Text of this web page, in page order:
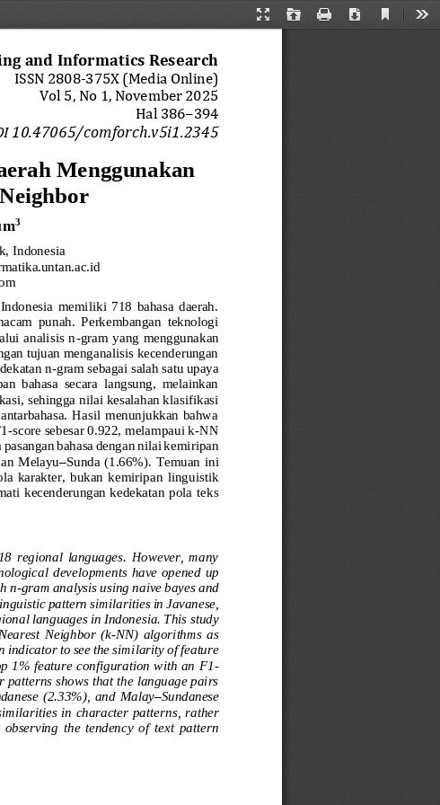
Presentation
Open Print Download
Current
and Informatics Research
ISSN 2808-375X (Media Online)
Vol 5 , No 1 November 2025
Hal 386−394
10.47065/comforch.v5i1.2345
Menggunakan
3
Indonesia
memiliki  718  bahasa  daerah.
punah.  Perkembangan  teknologi
analisis  n-gram  yang  menggunakan
tujuan menganalisis kecenderungan
n-gram sebagai salah satu upaya
bahasa  secara  langsung,  melainkan
sehingga nilai kesalahan klasifikasi
Hasil  menunjukkan  bahwa
-score sebesar 0.922, melampaui k-NN
bahasa dengan nilai kemiripan
Melayu–Sunda  (1.66%).  Temuan  ini
karakter,  bukan  kemiripan  linguistik
kecenderungan kedekatan pola teks
regional  languages.  However,  many
developments  have  opened  up
n-gram analysis using naive bayes and
stic pattern similarities in Javanese,
languages in Indonesia. This study
Neighbor  (k-NN)  algorithms  as
indicator to see the similarity of feature
1% feature configuration with an F1-
shows that the language pairs
(2.33%),  and  Malay–Sundanese
in character patterns, rather
the  tendency  of  text  pattern